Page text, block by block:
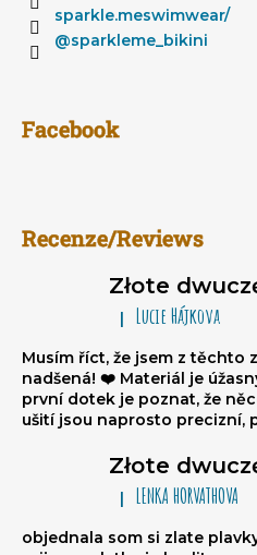
z
?
P
a
m
y
sparkle.meswimwear/
@sparkleme_bikini
Facebook
Recenze/Reviews
Ocena produktu
| Lucie Hájkova
Musím říct, že jsem z těchto
nadšená! ❤️ Materiál je
první dotek je poznat, že
ušití jsou naprosto precizní,
Ocena produktu
| LENKA HORVATHOVA
objednala som si zlate